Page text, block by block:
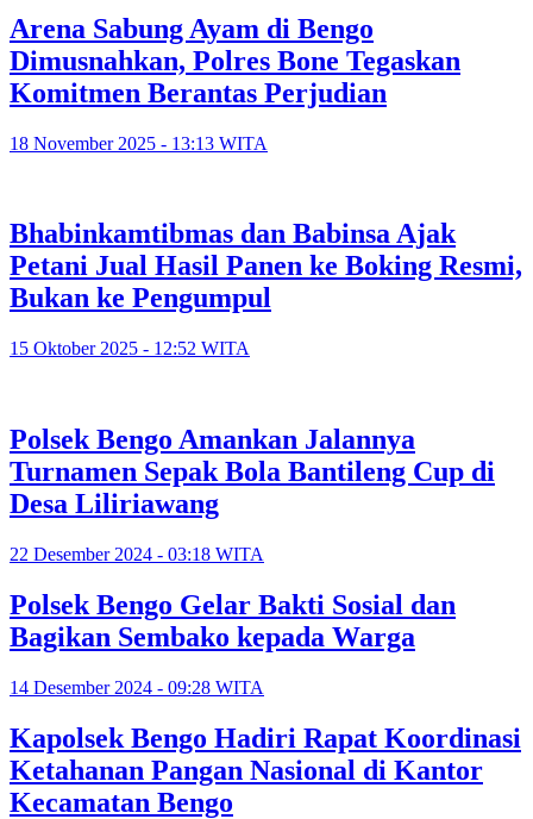
Arena Sabung Ayam di Bengo
Dimusnahkan, Polres Bone Tegaskan
Komitmen Berantas Perjudian
18 November 2025 - 13:13 WITA
Bhabinkamtibmas dan Babinsa Ajak
Petani Jual Hasil Panen ke Boking Resmi,
Bukan ke Pengumpul
15 Oktober 2025 - 12:52 WITA
Polsek Bengo Amankan Jalannya
Turnamen Sepak Bola Bantileng Cup di
Desa Liliriawang
22 Desember 2024 - 03:18 WITA
Polsek Bengo Gelar Bakti Sosial dan
Bagikan Sembako kepada Warga
14 Desember 2024 - 09:28 WITA
Kapolsek Bengo Hadiri Rapat Koordinasi
Ketahanan Pangan Nasional di Kantor
Kecamatan Bengo